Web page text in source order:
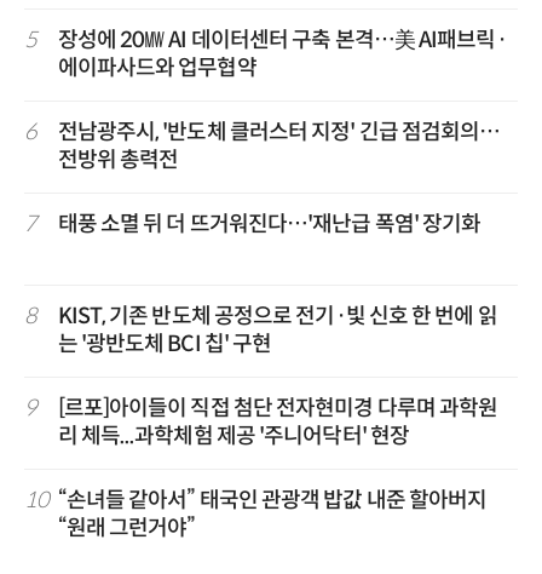
5
장성에 20㎿ AI 데이터센터 구축 본격…美 AI패브릭·
에이파사드와 업무협약
6
전남광주시, '반도체 클러스터 지정' 긴급 점검회의…
전방위 총력전
7 태풍 소멸 뒤 더 뜨거워진다…'재난급 폭염' 장기화
8
KIST, 기존 반도체 공정으로 전기·빛 신호 한 번에 읽
는 '광반도체 BCI 칩' 구현
9
[르포]아이들이 직접 첨단 전자현미경 다루며 과학원
리 체득...과학체험 제공 '주니어닥터' 현장
10 “손녀들 같아서” 태국인 관광객 밥값 내준 할아버지
“원래 그런거야”